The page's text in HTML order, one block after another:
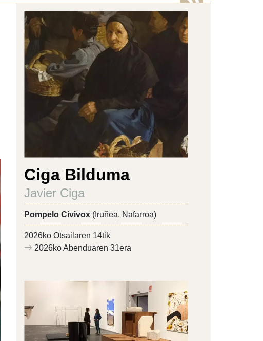
Ciga Bilduma
Javier Ciga
Pompelo Civivox (Iruñea, Nafarroa)
2026ko Otsailaren 14tik
2026ko Abenduaren 31era